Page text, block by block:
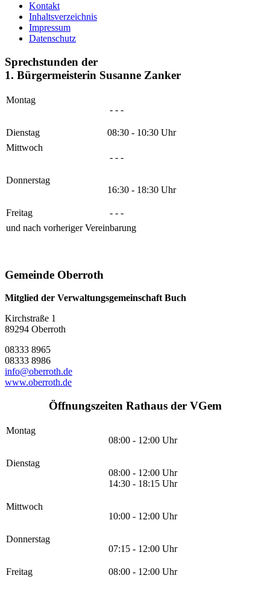
Kontakt
Inhaltsverzeichnis
Impressum
Datenschutz
Sprechstunden der
1. Bürgermeisterin Susanne Zanker
Montag
- - -
Dienstag
08:30 - 10:30 Uhr
Mittwoch
- - -
Donnerstag
16:30 - 18:30 Uhr
Freitag
- - -
und nach vorheriger Vereinbarung
Gemeinde Oberroth
Mitglied der Verwaltungsgemeinschaft Buch
Kirchstraße 1
89294 Oberroth
08333 8965
08333 8986
info@oberroth.de
www.oberroth.de
Öffnungszeiten Rathaus der VGem
Montag
08:00 - 12:00 Uhr
Dienstag
08:00 - 12:00 Uhr
14:30 - 18:15 Uhr
Mittwoch
10:00 - 12:00 Uhr
Donnerstag
07:15 - 12:00 Uhr
Freitag 08:00 - 12:00 Uhr